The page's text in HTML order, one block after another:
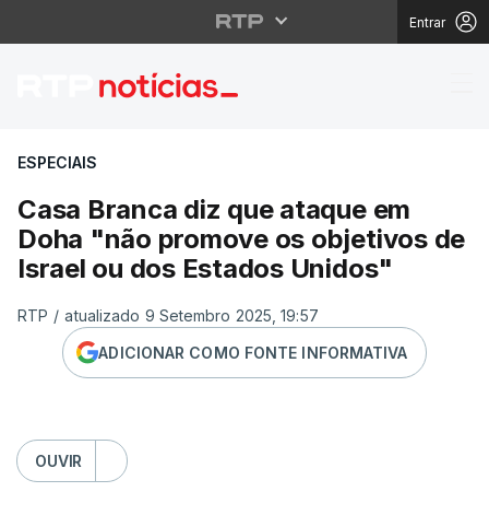
Entrar
Casa Branca diz que
ESPECIAIS
Casa Branca diz que ataque em
Doha "não promove os objetivos de
Israel ou dos Estados Unidos"
RTP / atualizado 9 Setembro 2025, 19:57
ADICIONAR COMO FONTE INFORMATIVA
OUVIR